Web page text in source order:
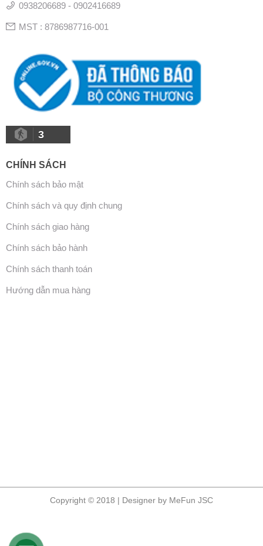
0938206689 - 0902416689
MST : 8786987716-001
3
CHÍNH SÁCH
Chính sách bảo mật
Chính sách và quy định chung
Chính sách giao hàng
Chính sách bảo hành
Chính sách thanh toán
Hướng dẫn mua hàng
Copyright © 2018 | Designer by MeFun JSC